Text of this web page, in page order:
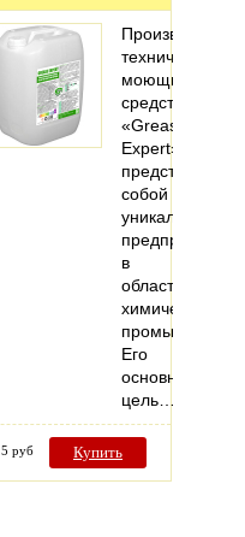
Производство
технических
моющих
средств
«Grease
Expert»
представляет
собой
уникальное
предприятие
в
области
химической
Его
основная
цель…
руб Купить